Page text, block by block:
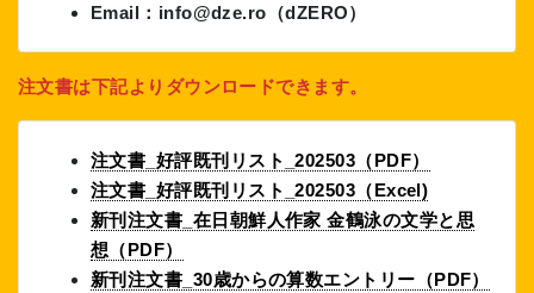
Email：info@dze.ro（dZERO）
注文書は下記よりダウンロードできます。
注文書_好評既刊リスト_202503（PDF）
注文書_好評既刊リスト_202503（Excel)
新刊注文書_在日朝鮮人作家 金鶴泳の文学と思
想（PDF）
新刊注文書_30歳からの算数エントリー（PDF）